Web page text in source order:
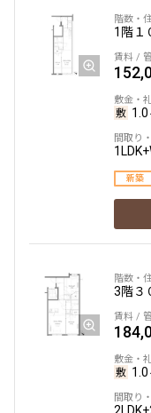
1階１
1.0
新築
3階３
1.0